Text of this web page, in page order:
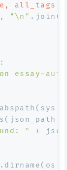
all_tags
"\n" .join(
:
essay-
"
+